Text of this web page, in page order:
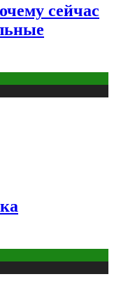
сейчас